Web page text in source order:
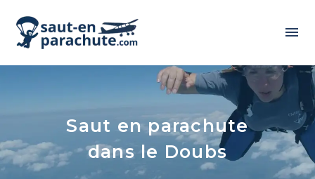
Saut en parachute
dans le Doubs